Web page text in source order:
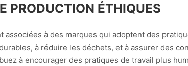
PRODUCTION ÉTHIQUES
associées à des marques qui adoptent des
à réduire les déchets, et à assurer des
à encourager des pratiques de travail plus